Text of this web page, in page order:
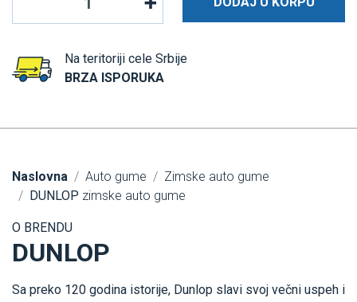
Na teritoriji cele Srbije
BRZA ISPORUKA
Naslovna Auto gume
Zimske auto gume
DUNLOP zimske auto gume
O BRENDU
DUNLOP
Sa preko 120 godina istorije, Dunlop slavi svoj večni uspeh i